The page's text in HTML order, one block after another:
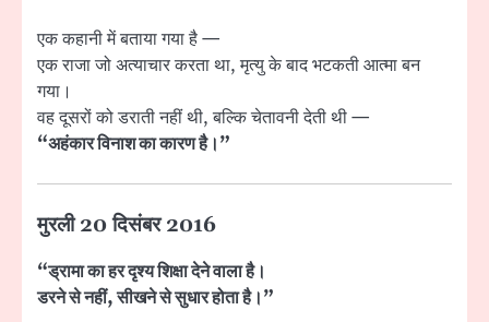
एक कहानी में बताया गया है —
एक राजा जो अत्याचार करता था, मृत्यु के बाद भटकती आत्मा बन
गया।
वह दूसरों को डराती नहीं थी, बल्कि चेतावनी देती थी —
“अहंकार विनाश का कारण है।”
मुरली 20 दिसंबर 2016
“ड्रामा का हर दृश्य शिक्षा देने वाला है।
डरने से नहीं, सीखने से सुधार होता है।”